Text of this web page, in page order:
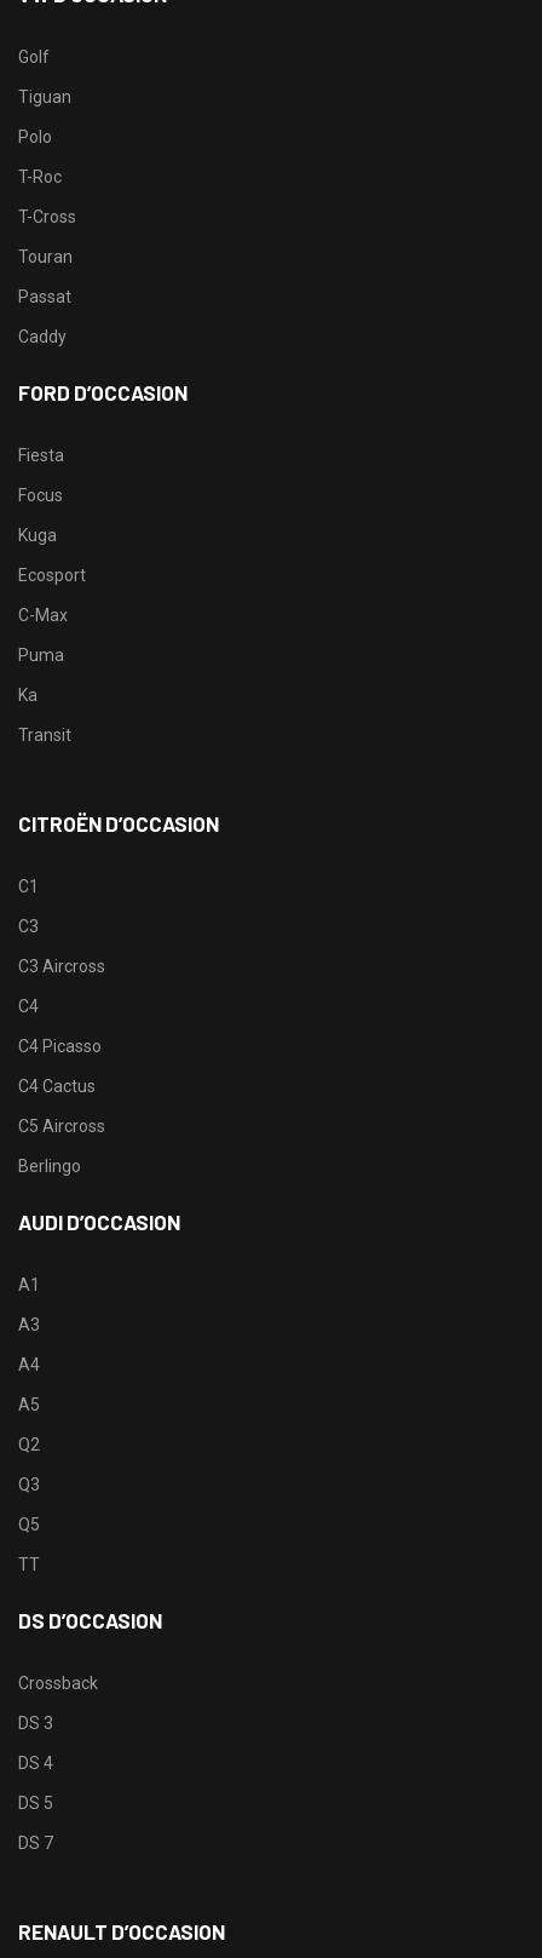
Golf
Tiguan
Polo
T-Roc
T-Cross
Touran
Passat
Caddy
FORD D’OCCASION
Fiesta
Focus
Kuga
Ecosport
C-Max
Puma
Ka
Transit
CITROËN D’OCCASION
C1
C3
C3 Aircross
C4
C4 Picasso
C4 Cactus
C5 Aircross
Berlingo
AUDI D’OCCASION
A1
A3
A4
A5
Q2
Q3
Q5
TT
DS D’OCCASION
Crossback
DS 3
DS 4
DS 5
DS 7
RENAULT D’OCCASION